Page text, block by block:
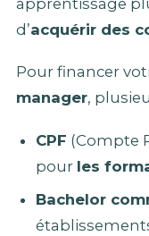
d’acquérir des
Pour financer
manager,
CPF (Compte
pour les
Bachelor